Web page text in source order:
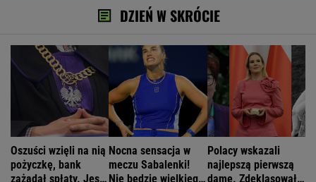
DZIEŃ W SKRÓCIE
Oszuści wzięli na nią
pożyczkę, bank
zażądał spłaty. Jest
Nocna sensacja w
meczu Sabalenki!
Nie będzie wielkiego
Polacy wskazali
najlepszą pierwszą
damę. Zdeklasowała